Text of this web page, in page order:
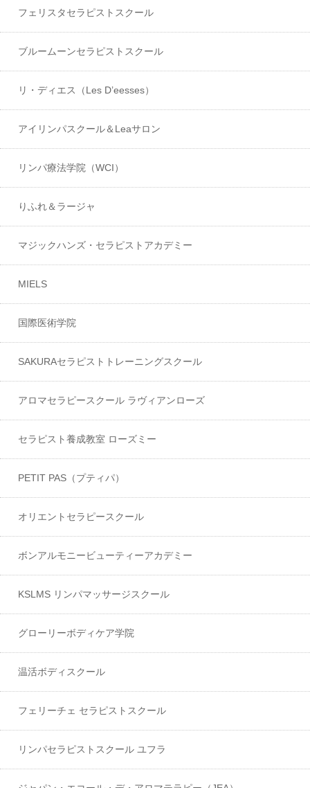
フェリスタセラピストスクール
ブルームーンセラピストスクール
リ・ディエス（Les D’eesses）
アイリンパスクール＆Leaサロン
リンパ療法学院（WCI）
りふれ＆ラージャ
マジックハンズ・セラピストアカデミー
MIELS
国際医術学院
SAKURAセラピストトレーニングスクール
アロマセラピースクール ラヴィアンローズ
セラピスト養成教室 ローズミー
PETIT PAS（プティパ）
オリエントセラピースクール
ボンアルモニービューティーアカデミー
KSLMS リンパマッサージスクール
グローリーボディケア学院
温活ボディスクール
フェリーチェ セラピストスクール
リンパセラピストスクール ユフラ